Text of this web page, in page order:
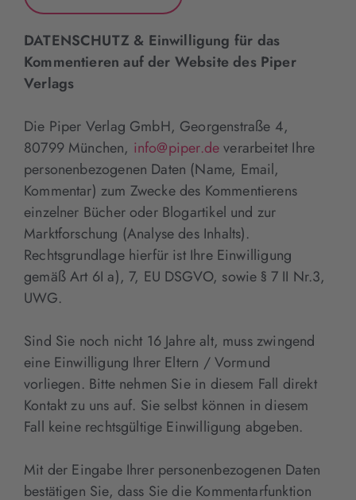
DATENSCHUTZ & Einwilligung für das
Kommentieren auf der Website des Piper
Verlags
Die Piper Verlag GmbH, Georgenstraße 4,
80799 München, info@piper.deverarbeitet Ihre
personenbezogenen Daten (Name, Email,
Kommentar) zum Zwecke des Kommentierens
einzelner Bücher oder Blogartikel und zur
Marktforschung (Analyse des Inhalts).
Rechtsgrundlage hierfür ist Ihre Einwilligung
gemäß Art 6I a), 7, EU DSGVO, sowie § 7 II Nr.3,
UWG.
Sind Sie noch nicht 16 Jahre alt, muss zwingend
eine Einwilligung Ihrer Eltern / Vormund
vorliegen. Bitte nehmen Sie in diesem Fall direkt
Kontakt zu uns auf. Sie selbst können in diesem
Fall keine rechtsgültige Einwilligung abgeben.
Mit der Eingabe Ihrer personenbezogenen Daten
bestätigen Sie, dass Sie die Kommentarfunktion